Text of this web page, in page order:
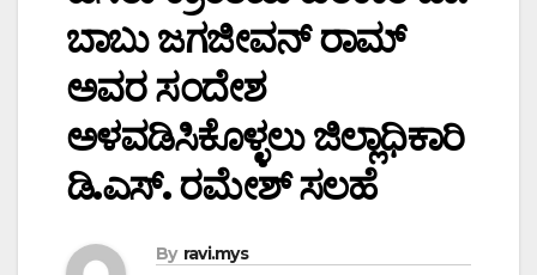
ಬಾಬು ಜಗಜೀವನ್ ರಾಮ್
ಅವರ ಸಂದೇಶ
ಅಳವಡಿಸಿಕೊಳ್ಳಲು ಜಿಲ್ಲಾಧಿಕಾರಿ
ಡಿ.ಎಸ್. ರಮೇಶ್ ಸಲಹೆ
By ravi.mys